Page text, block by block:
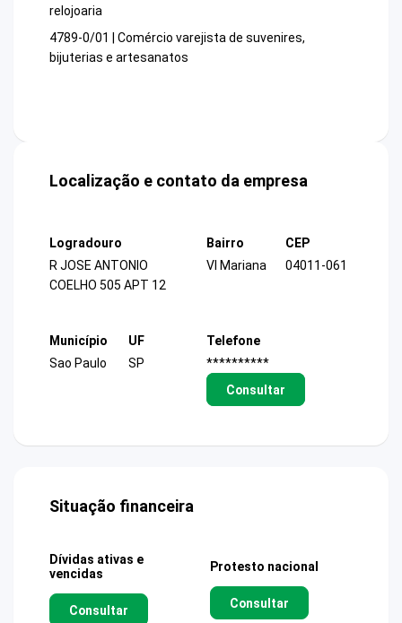
relojoaria
4789-0/01 | Comércio varejista de suvenires,
bijuterias e artesanatos
Localização e contato da empresa
Logradouro
R JOSE ANTONIO
COELHO 505 APT 12
Bairro
Vl Mariana
CEP
04011-061
Município
Sao Paulo
UF
SP
Telefone
**********
Consultar
Situação financeira
Dívidas ativas e
vencidas
Consultar
Protesto nacional
Consultar